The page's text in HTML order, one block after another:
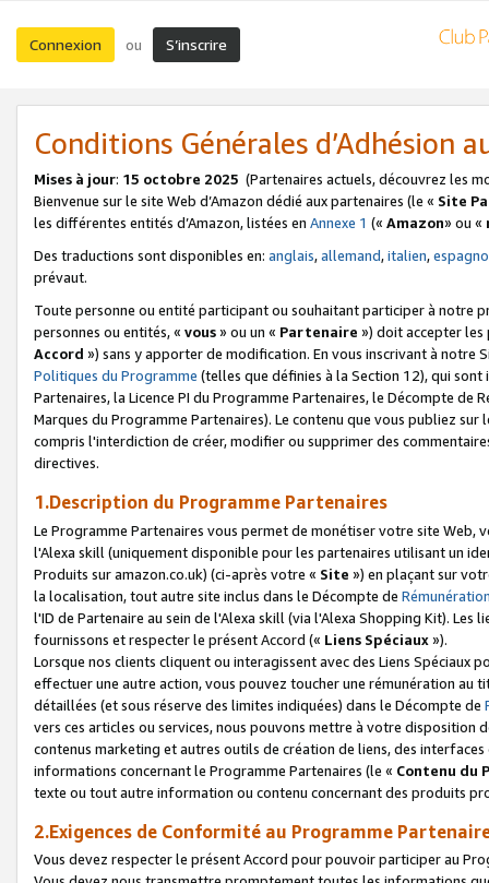
Connexion ou S’inscrire
Conditions Générales d’Adhésion
Mises à jour: 15 octobre 2025 (Partenaires actuels, découvrez les
Bienvenue sur le site Web d’Amazon dédié aux partenaires (le « Site
les différentes entités d’Amazon, listées en Annexe 1 (« Amazon» ou «
Des traductions sont disponibles en: anglais,allemand,italien,
prévaut.
Toute personne ou entité participant ou souhaitant participer à notre
personnes ou entités, « vous» ou un « Partenaire ») doit accepter les
Accord ») sans y apporter de modification. En vous inscrivant à notre
Politiques du Programme (telles que définies à la Section 12), qui
Partenaires, la Licence PI du Programme Partenaires, le Décompte de
Marques du Programme Partenaires). Le contenu que vous publiez
compris l'interdiction de créer, modifier ou supprimer des
directives.
1.Description du Programme Partenaires
Le Programme Partenaires vous permet de monétiser votre site Web,
l'Alexa skill (uniquement disponible pour les partenaires utilisant un
Produits sur amazon.co.uk) (ci-après votre « Site ») en plaçant sur
la localisation, tout autre site inclus dans le Décompte de
l'ID de Partenaire au sein de l'Alexa skill (via l'Alexa Shopping Kit).
fournissons et respecter le présent Accord (« Liens Spéciaux»).
Lorsque nos clients cliquent ou interagissent avec des Liens Spéciaux
effectuer une autre action, vous pouvez toucher une rémunération
détaillées (et sous réserve des limites indiquées) dans le Décompte de
vers ces articles ou services, nous pouvons mettre à votre disposition
contenus marketing et autres outils de création de liens, des
informations concernant le Programme Partenaires (le « Contenu du
texte ou tout autre information ou contenu concernant des produits
2.Exigences de Conformité au Programme
Vous devez respecter le présent Accord pour pouvoir participer au